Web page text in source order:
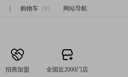
购物车 （0） 网站导航
招商加盟 全国近2000门店